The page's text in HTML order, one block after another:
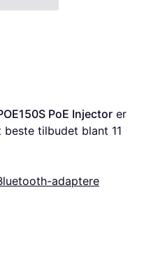
PoE Injector
tilbudet blant 11
adaptere